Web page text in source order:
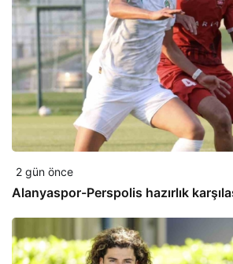
2 gün önce
Alanyaspor-Perspolis hazırlık